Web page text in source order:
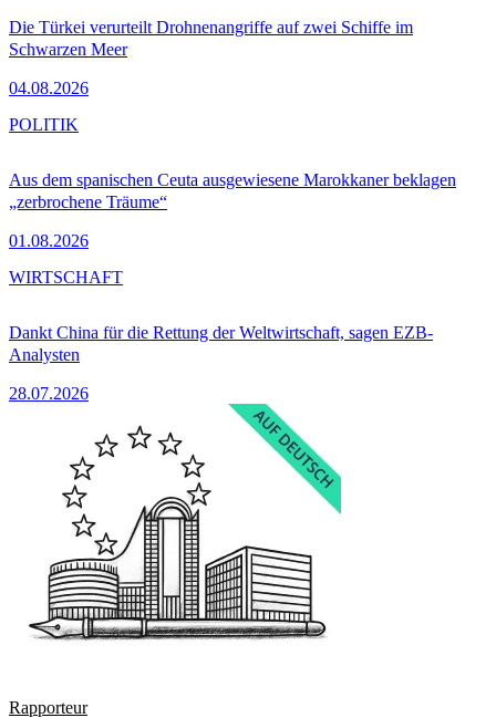
Die Türkei verurteilt Drohnenangriffe auf zwei Schiffe im
Schwarzen Meer
04.08.2026
Aus dem spanischen Ceuta ausgewiesene Marokkaner beklagen
„zerbrochene Träume“
01.08.2026
POLITIK
Dankt China für die Rettung der Weltwirtschaft, sagen EZB-
Analysten
28.07.2026
WIRTSCHAFT
Rapporteur